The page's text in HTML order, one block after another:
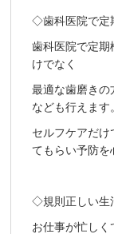
◇歯科医院で定
歯科医院で定期
けでなく
最適な歯磨きの
なども行えます。
セルフケアだけ
てもらい予防を
◇規則正しい生
お仕事が忙しく